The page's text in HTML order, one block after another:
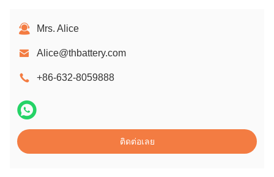
Mrs. Alice
Alice@thbattery.com
+86-632-8059888
ติดต่อเลย